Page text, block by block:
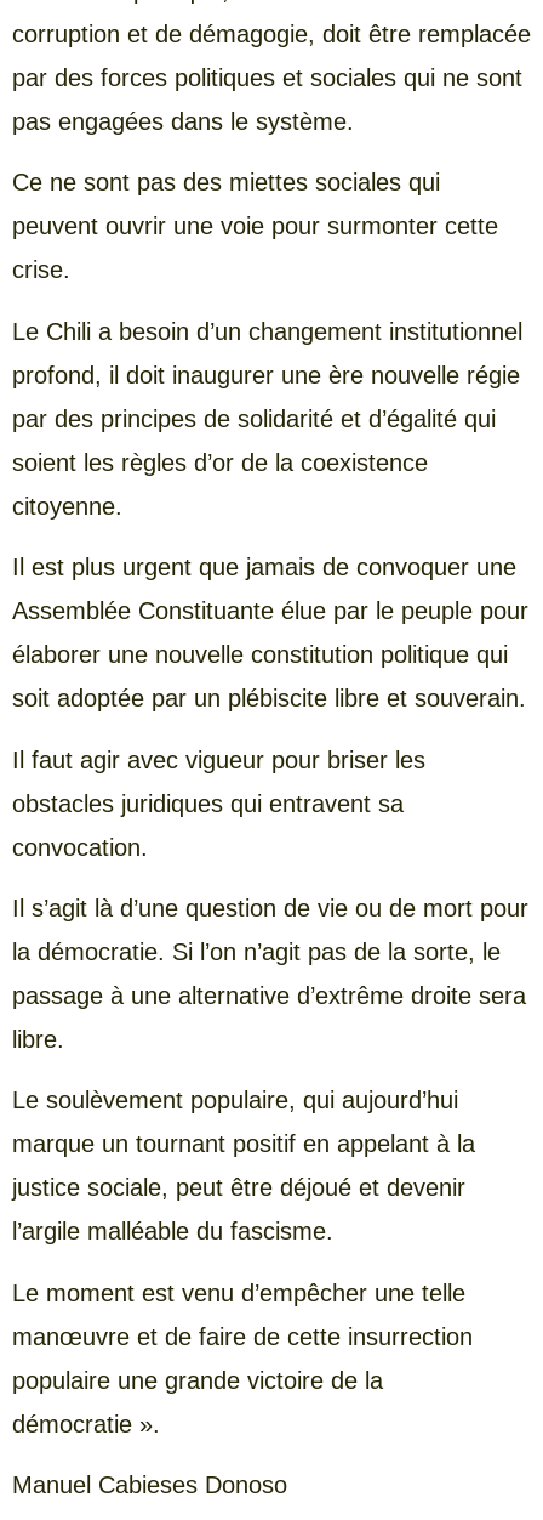
corruption et de démagogie, doit être remplacée
par des forces politiques et sociales qui ne sont
pas engagées dans le système.
Ce ne sont pas des miettes sociales qui
peuvent ouvrir une voie pour surmonter cette
crise.
Le Chili a besoin d’un changement institutionnel
profond, il doit inaugurer une ère nouvelle régie
par des principes de solidarité et d’égalité qui
soient les règles d’or de la coexistence
citoyenne.
Il est plus urgent que jamais de convoquer une
Assemblée Constituante élue par le peuple pour
élaborer une nouvelle constitution politique qui
soit adoptée par un plébiscite libre et souverain.
Il faut agir avec vigueur pour briser les
obstacles juridiques qui entravent sa
convocation.
Il s’agit là d’une question de vie ou de mort pour
la démocratie. Si l’on n’agit pas de la sorte, le
passage à une alternative d’extrême droite sera
libre.
Le soulèvement populaire, qui aujourd’hui
marque un tournant positif en appelant à la
justice sociale, peut être déjoué et devenir
l’argile malléable du fascisme.
Le moment est venu d’empêcher une telle
manœuvre et de faire de cette insurrection
populaire une grande victoire de la
démocratie ».
Manuel Cabieses Donoso